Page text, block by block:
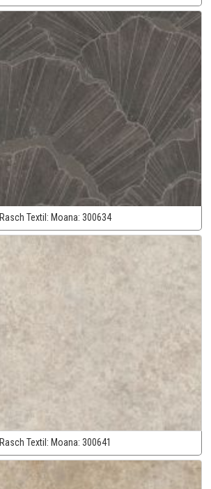
Rasch Textil: Moana: 300634
Rasch Textil: Moana: 300641